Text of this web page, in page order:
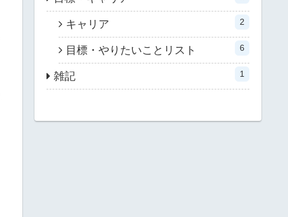
キャリア 2
目標・やりたいことリスト 6
雑記 1